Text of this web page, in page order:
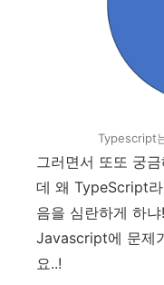
Typescript
그러면서 또또 궁
데 왜 TypeScript
음을 심란하게 하
Javascript에 문제
요..!